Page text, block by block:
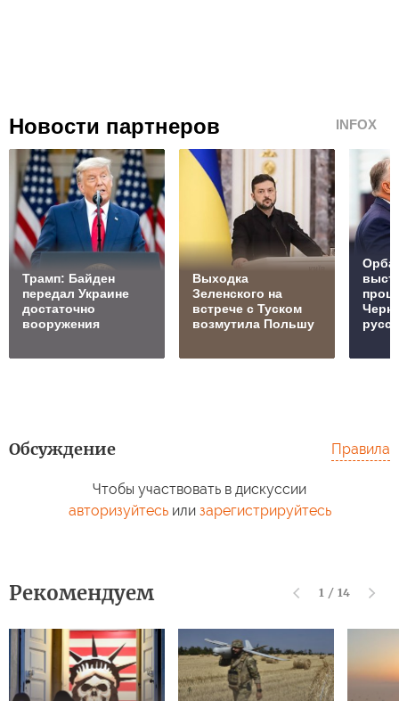
Новости партнеров INFOX
Трамп: Байден
передал Украине
достаточно
вооружения
Выходка
Зеленского на
встрече с Туском
возмутила Польшу
Обсуждение Правила
Чтобы участвовать в дискуссии
авторизуйтесьили зарегистрируйтесь
Рекомендуем 1 / 14